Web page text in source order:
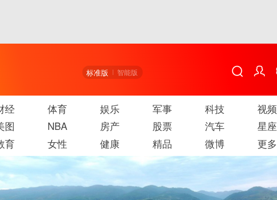
标准版 智能版
经 体育 娱乐 军事 科技
视频
图
NBA 房产 股票 汽车
星座
育
女性 健康 精品 微博 更多